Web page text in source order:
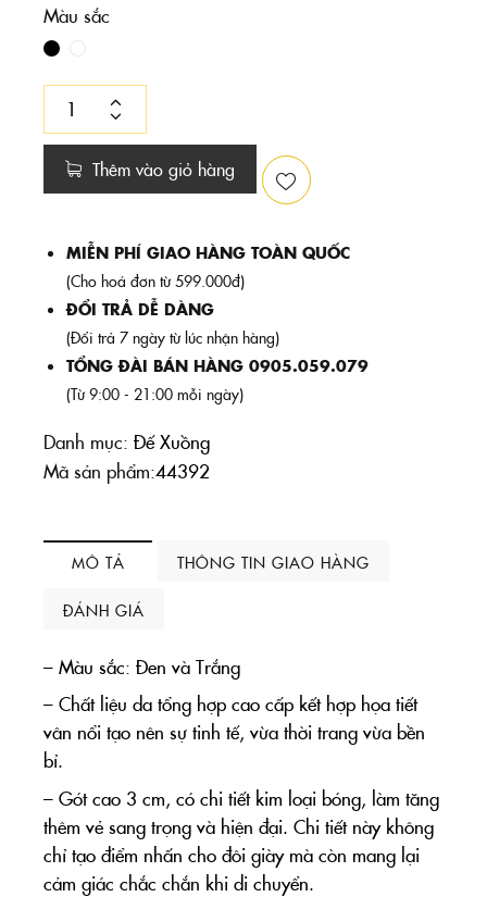
Màu sắc
Thêm vào giỏ hàng
MIỄN PHÍ GIAO HÀNG TOÀN QUỐC
(Cho hoá đơn từ 599.000đ)
ĐỔI TRẢ DỄ DÀNG
(Đổi trả 7 ngày từ lúc nhận hàng)
TỔNG ĐÀI BÁN HÀNG 0905.059.079
(Từ 9:00 - 21:00 mỗi ngày)
Danh mục: Đế Xuồng
Mã sản phẩm:44392
MÔ TẢ THÔNG TIN GIAO HÀNG
ĐÁNH GIÁ
– Màu sắc: Đen và Trắng
– Chất liệu da tổng hợp cao cấp kết hợp họa tiết
vân nổi tạo nên sự tinh tế, vừa thời trang vừa bền
bỉ.
– Gót cao 3 cm, có chi tiết kim loại bóng, làm tăng
thêm vẻ sang trọng và hiện đại. Chi tiết này không
chỉ tạo điểm nhấn cho đôi giày mà còn mang lại
cảm giác chắc chắn khi di chuyển.